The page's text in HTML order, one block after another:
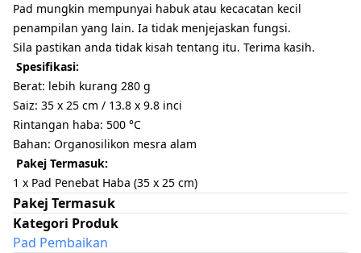
Pad mungkin mempunyai habuk atau kecacatan kecil
penampilan yang lain. Ia tidak menjejaskan fungsi.
Sila pastikan anda tidak kisah tentang itu. Terima kasih.
Spesifikasi:
Berat: lebih kurang 280 g
Saiz: 35 x 25 cm / 13.8 x 9.8 inci
Rintangan haba: 500 °C
Bahan: Organosilikon mesra alam
Pakej Termasuk:
1 x Pad Penebat Haba (35 x 25 cm)
Pakej Termasuk
Kategori Produk
Pad Pembaikan